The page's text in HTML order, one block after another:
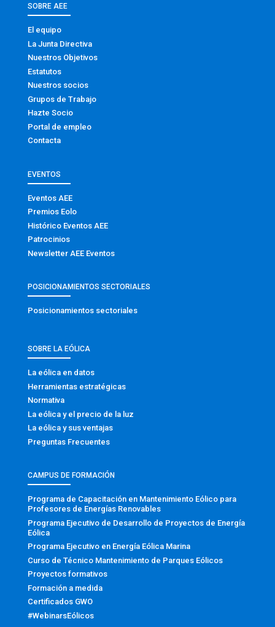
SOBRE AEE
El equipo
La Junta Directiva
Nuestros Objetivos
Estatutos
Nuestros socios
Grupos de Trabajo
Hazte Socio
Portal de empleo
Contacta
EVENTOS
Eventos AEE
Premios Eolo
Histórico Eventos AEE
Patrocinios
Newsletter AEE Eventos
POSICIONAMIENTOS SECTORIALES
Posicionamientos sectoriales
SOBRE LA EÓLICA
La eólica en datos
Herramientas estratégicas
Normativa
La eólica y el precio de la luz
La eólica y sus ventajas
Preguntas Frecuentes
CAMPUS DE FORMACIÓN
Programa de Capacitación en Mantenimiento Eólico para
Profesores de Energías Renovables
Programa Ejecutivo de Desarrollo de Proyectos de Energía
Eólica
Programa Ejecutivo en Energía Eólica Marina
Curso de Técnico Mantenimiento de Parques Eólicos
Proyectos formativos
Formación a medida
Certificados GWO
#WebinarsEólicos